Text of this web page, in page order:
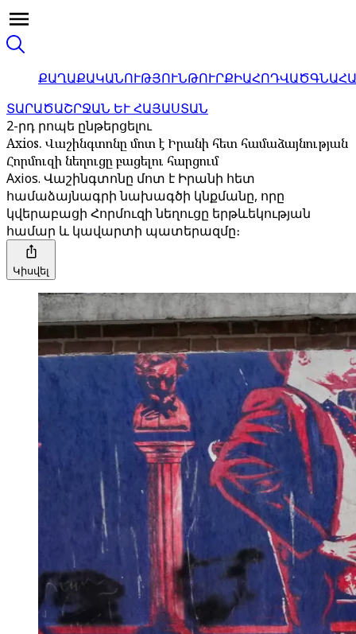
ՔԱՂԱՔԱԿԱՆՈՒԹՅՈՒՆԹՈՒՐՔԻԱՀՈԴՎԱԾ
ՏԱՐԱԾԱՇՐՋԱՆ ԵՒ ՀԱՅԱՍՏԱՆ
2-րդ րոպե ընթերցելու
Axios. Վաշինգտոնը մոտ է Իրանի հետ համաձայնության
Հորմուզի նեղուցը բացելու հարցում
Axios. Վաշինգտոնը մոտ է Իրանի հետ
համաձայնագրի նախագծի կնքմանը, որը
կվերաբացի Հորմուզի նեղուցը երթևեկության
համար և կավարտի պատերազմը։
Կիսվել